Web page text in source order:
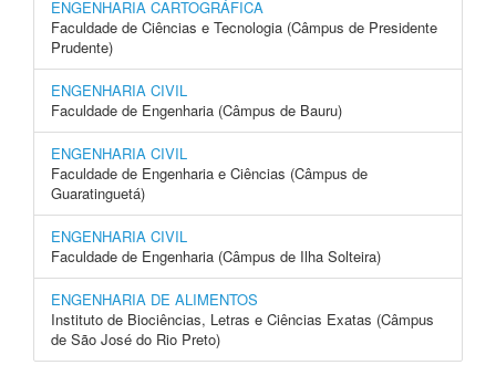
ENGENHARIA CARTOGRÁFICA
Faculdade de Ciências e Tecnologia (Câmpus de Presidente
Prudente)
ENGENHARIA CIVIL
Faculdade de Engenharia (Câmpus de Bauru)
ENGENHARIA CIVIL
Faculdade de Engenharia e Ciências (Câmpus de
Guaratinguetá)
ENGENHARIA CIVIL
Faculdade de Engenharia (Câmpus de Ilha Solteira)
ENGENHARIA DE ALIMENTOS
Instituto de Biociências, Letras e Ciências Exatas (Câmpus
de São José do Rio Preto)